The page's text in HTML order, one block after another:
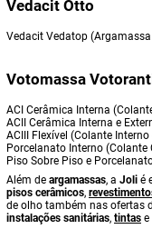
Vedacit Otto
Vedacit Vedatop
Votomassa
ACI Cerâmica Interna
ACII Cerâmica Interna e
ACIII Flexível (Colante
Porcelanato Interno (Colante
Piso Sobre Piso e
Além de argamassas, a Joli é
pisos cerâmicos,
de olho também nas ofertas
instalações sanitárias, tintas e